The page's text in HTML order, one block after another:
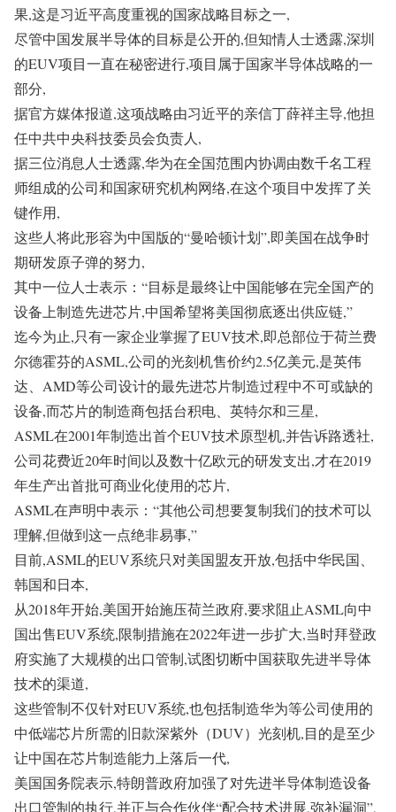
果,这是习近平高度重视的国家战略目标之一,
尽管中国发展半导体的目标是公开的,但知情人士透露,深圳
的EUV项目一直在秘密进行,项目属于国家半导体战略的一
部分,
据官方媒体报道,这项战略由习近平的亲信丁薛祥主导,他担
任中共中央科技委员会负责人,
据三位消息人士透露,华为在全国范围内协调由数千名工程
师组成的公司和国家研究机构网络,在这个项目中发挥了关
键作用,
这些人将此形容为中国版的“曼哈顿计划”,即美国在战争时
期研发原子弹的努力,
其中一位人士表示：“目标是最终让中国能够在完全国产的
设备上制造先进芯片,中国希望将美国彻底逐出供应链,”
迄今为止,只有一家企业掌握了EUV技术,即总部位于荷兰费
尔德霍芬的ASML,公司的光刻机售价约2.5亿美元,是英伟
达、AMD等公司设计的最先进芯片制造过程中不可或缺的
设备,而芯片的制造商包括台积电、英特尔和三星,
ASML在2001年制造出首个EUV技术原型机,并告诉路透社,
公司花费近20年时间以及数十亿欧元的研发支出,才在2019
年生产出首批可商业化使用的芯片,
ASML在声明中表示：“其他公司想要复制我们的技术可以
理解,但做到这一点绝非易事,”
目前,ASML的EUV系统只对美国盟友开放,包括中华民国、
韩国和日本,
从2018年开始,美国开始施压荷兰政府,要求阻止ASML向中
国出售EUV系统,限制措施在2022年进一步扩大,当时拜登政
府实施了大规模的出口管制,试图切断中国获取先进半导体
技术的渠道,
这些管制不仅针对EUV系统,也包括制造华为等公司使用的
中低端芯片所需的旧款深紫外（DUV）光刻机,目的是至少
让中国在芯片制造能力上落后一代,
美国国务院表示,特朗普政府加强了对先进半导体制造设备
出口管制的执行,并正与合作伙伴“配合技术进展,弥补漏洞”,